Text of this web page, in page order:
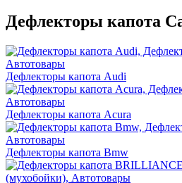
Дефлекторы капота
Дефлекторы капота Audi
Дефлекторы капота Acura
Дефлекторы капота Bmw